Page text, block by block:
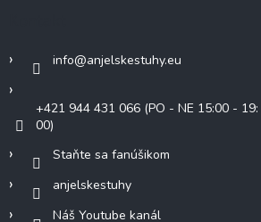
info@anjelskestuhy.eu
+421 944 431 066 (PO - NE 15:00 - 19:
00)
Staňte sa fanúšikom
anjelskestuhy
Náš Youtube kanál